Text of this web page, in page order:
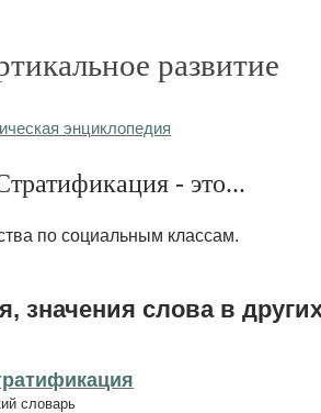
развитие
энциклопедия
- это...
по социальным классам.
значения слова в
словарь